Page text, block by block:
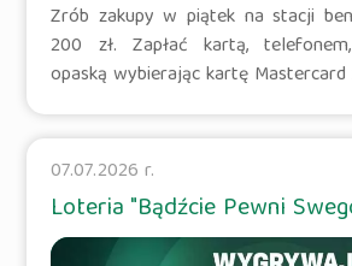
Zrób zakupy w piątek na stacji
200 zł. Zapłać kartą,
opaską wybierając kartę Mastercard
07.07.2026 r.
Loteria "Bądźcie Pewni